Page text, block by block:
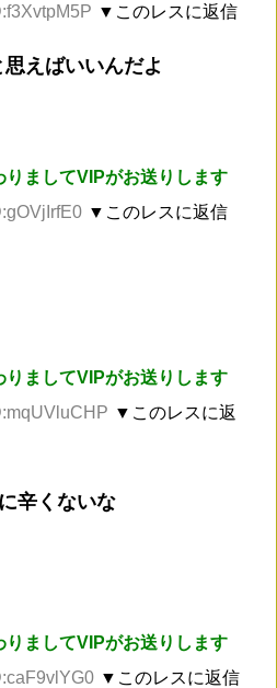
▼このレスに返信
えばいいんだよ
りましてVIPがお送りします
▼このレスに返信
りましてVIPがお送りします
▼このレスに返
辛くないな
りましてVIPがお送りします
▼このレスに返信